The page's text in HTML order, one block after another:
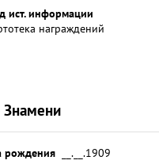
ист. информации
награждений
Знамени
рождения
__.__.1909